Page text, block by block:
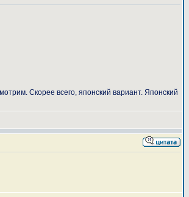
Скорее всего, японский вариант. Японский